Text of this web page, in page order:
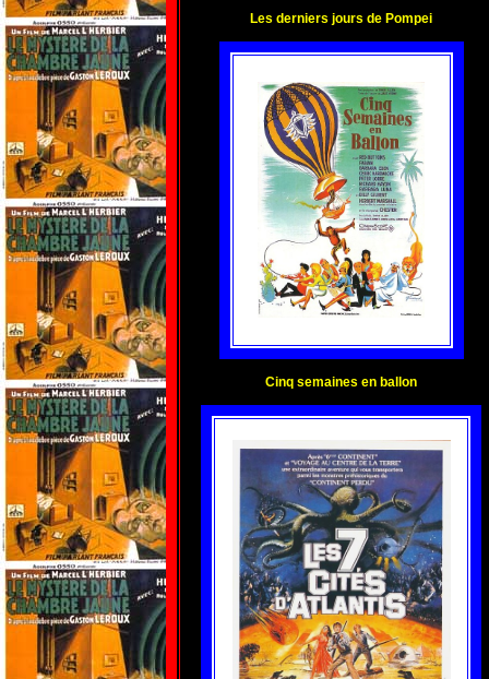
Les derniers jours de Pompei
Cinq semaines en ballon